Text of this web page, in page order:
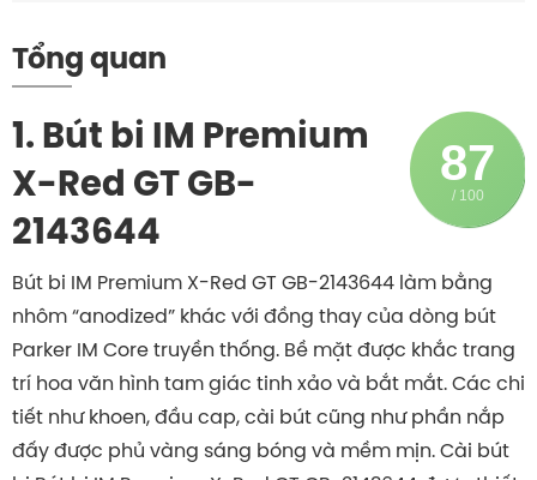
Tổng quan
87
/ 100
1. Bút bi IM Premium
X-Red GT GB-
2143644
Bút bi IM Premium X-Red GT GB-2143644 làm bằng
nhôm “anodized” khác với đồng thay của dòng bút
Parker IM Core truyền thống. Bề mặt được khắc trang
trí hoa văn hình tam giác tinh xảo và bắt mắt. Các chi
tiết như khoen, đầu cap, cài bút cũng như phần nắp
đấy được phủ vàng sáng bóng và mềm mịn. Cài bút